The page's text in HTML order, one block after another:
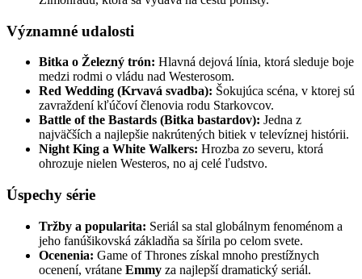
Významné udalosti
Bitka o Železný trón: Hlavná dejová línia, ktorá sleduje boje
medzi rodmi o vládu nad Westerosom.
Red Wedding (Krvavá svadba): Šokujúca scéna, v ktorej sú
zavraždení kľúčoví členovia rodu Starkovcov.
Battle of the Bastards (Bitka bastardov): Jedna z
najväčších a najlepšie nakrútených bitiek v televíznej histórii.
Night King a White Walkers: Hrozba zo severu, ktorá
ohrozuje nielen Westeros, no aj celé ľudstvo.
Úspechy série
Tržby a popularita: Seriál sa stal globálnym fenoménom a
jeho fanúšikovská základňa sa šírila po celom svete.
Ocenenia: Game of Thrones získal mnoho prestížnych
ocenení, vrátane Emmy za najlepší dramatický seriál.